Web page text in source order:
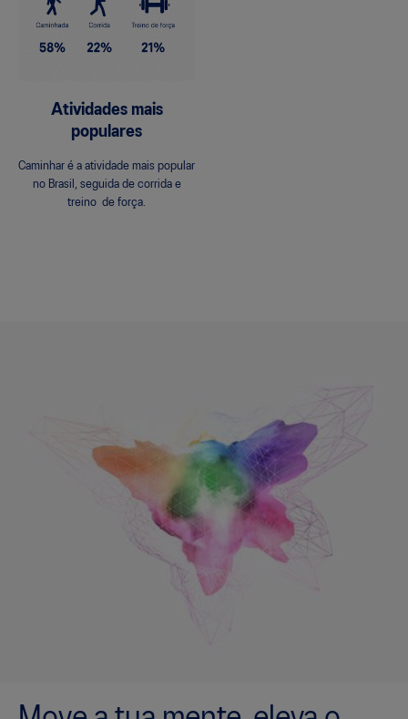
Atividades mais
populares
Caminhar é a atividade mais popular
no Brasil, seguida de corrida e
treino de força.